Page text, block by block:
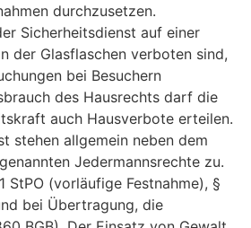
durchzusetzen.
Sicherheitsdienst auf einer
der Glasflaschen verboten sind,
bei Besuchern
des Hausrechts darf die
auch Hausverbote erteilen.
stehen allgemein neben dem
Jedermannsrechte zu.
StPO (vorläufige Festnahme), §
bei Übertragung, die